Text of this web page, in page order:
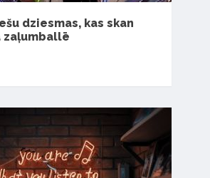
dziesmas, kas skan
zaļumballē